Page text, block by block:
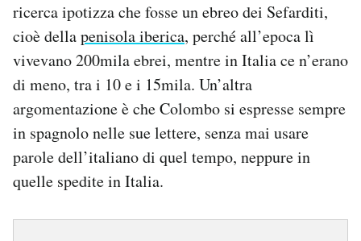
ricerca ipotizza che fosse un ebreo dei Sefarditi,
cioè dellapenisola iberica, perché all’epoca lì
vivevano 200mila ebrei, mentre in Italia ce n’erano
di meno, tra i 10 e i 15mila. Un’altra
argomentazione è che Colombo si espresse sempre
in spagnolo nelle sue lettere, senza mai usare
parole dell’italiano di quel tempo, neppure in
quelle spedite in Italia.